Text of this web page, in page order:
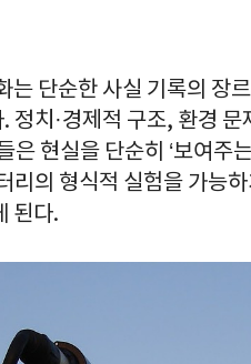
단순한 사실 기록의 장
정치·경제적 구조, 환경
현실을 단순히 ‘보여주
리의 형식적 실험을 가능
된다.